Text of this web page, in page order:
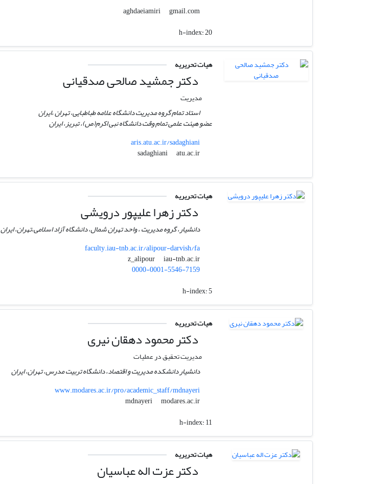
gmail.com
h-index:20
هیات تحریریه
دکتر جمشید صالحی صدقیانی
مدیریت
استاد تمام گروه مدیریت دانشگاه علامه طباطبایی، تهران ،ایران
عضو هیئت علمی تمام وقت دانشگاه نبی اکرم(ص)، تبریز، ایران
aris.atu.ac.ir/sadaghiani
atu.ac.ir
هیات تحریریه
دکتر زهرا علیپور درویشی
دانشیار، گروه مدیریت ، واحد تهران شمال، دانشگاه آزاد اسلامی،تهران، ایران
faculty.iau-tnb.ac.ir/alipour-darvish/fa
iau-tnb.ac.ir
0000-0001-5546-7159
h-index:5
هیات تحریریه
دکتر محمود دهقان نیری
مدیریت تحقیق در عملیات
دانشیار دانشکده مدیریت و اقتصاد، دانشگاه تربیت مدرس، تهران، ایران
www.modares.ac.ir/pro/academic_staff/mdnayeri
modares.ac.ir
h-index:11
هیات تحریریه
دکتر عزت اله عباسیان